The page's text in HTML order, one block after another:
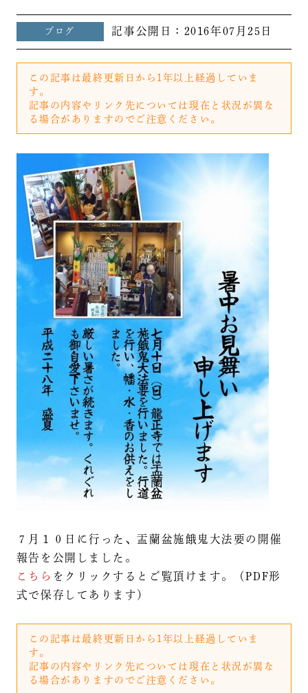
ブログ 記事公開日： 2016年07月25日
この記事は最終更新日から1年以上経過していま
す。
記事の内容やリンク先については現在と状況が異な
る場合がありますのでご注意ください。
７月１０日に行った、盂蘭盆施餓鬼大法要の開催
報告を公開しました。
こちら をクリックするとご覧頂けます。（PDF形
式で保存してあります）
この記事は最終更新日から1年以上経過していま
す。
記事の内容やリンク先については現在と状況が異な
る場合がありますのでご注意ください。